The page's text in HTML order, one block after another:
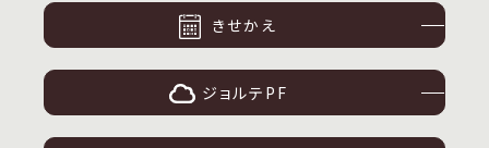
きせかえ
ジョルテPF